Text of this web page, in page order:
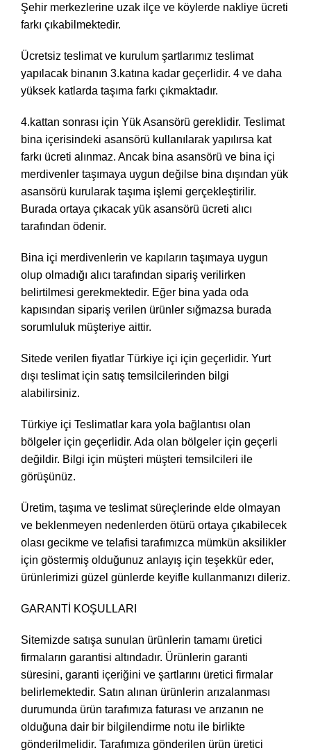
Şehir merkezlerine uzak ilçe ve köylerde nakliye ücreti
farkı çıkabilmektedir.
Ücretsiz teslimat ve kurulum şartlarımız teslimat
yapılacak binanın 3.katına kadar geçerlidir. 4 ve daha
yüksek katlarda taşıma farkı çıkmaktadır.
4.kattan sonrası için Yük Asansörü gereklidir. Teslimat
bina içerisindeki asansörü kullanılarak yapılırsa kat
farkı ücreti alınmaz. Ancak bina asansörü ve bina içi
merdivenler taşımaya uygun değilse bina dışından yük
asansörü kurularak taşıma işlemi gerçekleştirilir.
Burada ortaya çıkacak yük asansörü ücreti alıcı
tarafından ödenir.
Bina içi merdivenlerin ve kapıların taşımaya uygun
olup olmadığı alıcı tarafından sipariş verilirken
belirtilmesi gerekmektedir. Eğer bina yada oda
kapısından sipariş verilen ürünler sığmazsa burada
sorumluluk müşteriye aittir.
Sitede verilen fiyatlar Türkiye içi için geçerlidir. Yurt
dışı teslimat için satış temsilcilerinden bilgi
alabilirsiniz.
Türkiye içi Teslimatlar kara yola bağlantısı olan
bölgeler için geçerlidir. Ada olan bölgeler için geçerli
değildir. Bilgi için müşteri müşteri temsilcileri ile
görüşünüz.
Üretim, taşıma ve teslimat süreçlerinde elde olmayan
ve beklenmeyen nedenlerden ötürü ortaya çıkabilecek
olası gecikme ve telafisi tarafımızca mümkün aksilikler
için göstermiş olduğunuz anlayış için teşekkür eder,
ürünlerimizi güzel günlerde keyifle kullanmanızı dileriz.
GARANTİ KOŞULLARI
Sitemizde satışa sunulan ürünlerin tamamı üretici
firmaların garantisi altındadır. Ürünlerin garanti
süresini, garanti içeriğini ve şartlarını üretici firmalar
belirlemektedir. Satın alınan ürünlerin arızalanması
durumunda ürün tarafımıza faturası ve arızanın ne
olduğuna dair bir bilgilendirme notu ile birlikte
gönderilmelidir. Tarafımıza gönderilen ürün üretici